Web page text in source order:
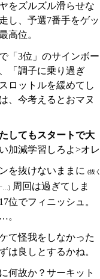
をズルズル滑らせな
し、予選7番手をゲッ
高位。
「3位」のサインボー
「調子に乗り過ぎ
ロットルを緩めてし
、今考えるとおマヌ
してもスタートで大
加減学習しろよ>オレ
を抜けないままに(抜く
…) 周回は過ぎてしま
位でフィニッシュ。
。
て怪我をしなかった
は良しとするかね。
何故か？サーキット